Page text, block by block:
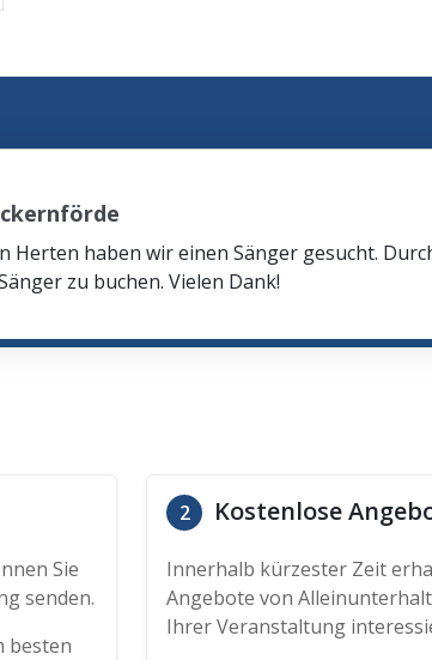
Herten haben wir einen Sänger gesucht.
zu buchen. Vielen Dank!
Sie
senden.
besten
2 Kostenlose
Innerhalb kürzester Zeit
Angebote von
Ihrer Veranstaltung